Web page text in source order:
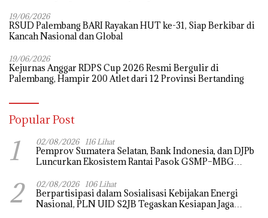
19/06/2026
RSUD Palembang BARI Rayakan HUT ke-31, Siap Berkibar di
Kancah Nasional dan Global
19/06/2026
Kejurnas Anggar RDPS Cup 2026 Resmi Bergulir di
Palembang, Hampir 200 Atlet dari 12 Provinsi Bertanding
Popular Post
1 02/08/2026 116 Lihat
Pemprov Sumatera Selatan, Bank Indonesia, dan DJPb
Luncurkan Ekosistem Rantai Pasok GSMP–MBG
Inflasi
2 02/08/2026 106 Lihat
Berpartisipasi dalam Sosialisasi Kebijakan Energi
Nasional, PLN UID S2JB Tegaskan Kesiapan Jaga